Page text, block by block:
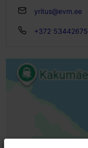
yritus@evm.ee
+372 53442675